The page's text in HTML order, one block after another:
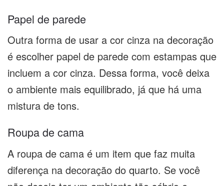
Papel de parede
Outra forma de usar a cor cinza na decoração
é escolher papel de parede com estampas que
incluem a cor cinza. Dessa forma, você deixa
o ambiente mais equilibrado, já que há uma
mistura de tons.
Roupa de cama
A roupa de cama é um item que faz muita
diferença na decoração do quarto. Se você